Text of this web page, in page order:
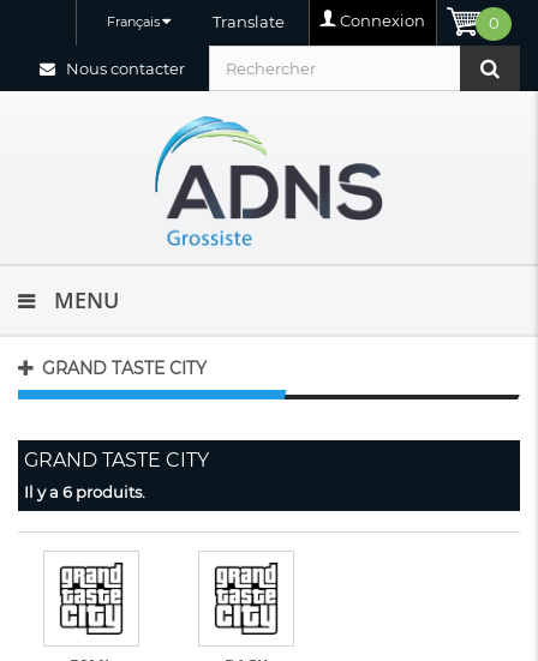
0
Connexion
Translate
Français
Nous contacter
MENU
GRAND TASTE CITY
GRAND TASTE CITY
Il y a 6 produits.